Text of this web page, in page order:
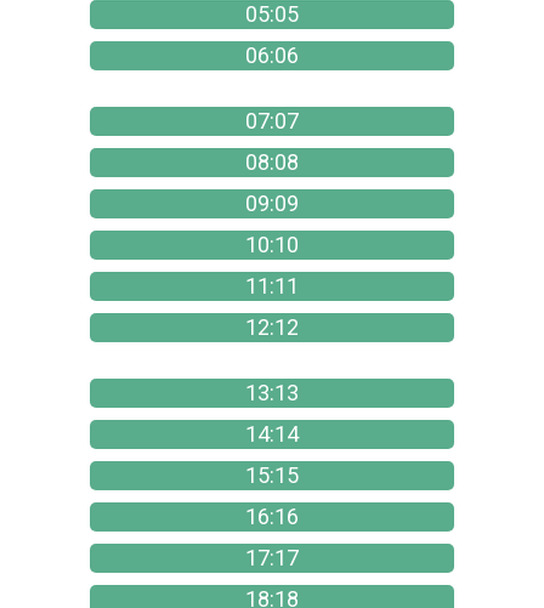
05:05
06:06
07:07
08:08
09:09
10:10
11:11
12:12
13:13
14:14
15:15
16:16
17:17
18:18